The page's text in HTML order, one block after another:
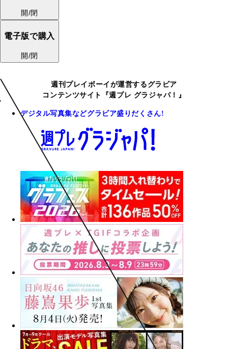
開/閉
電子版で購入
開/閉
週刊プレイボーイが運営するグラビア
コンテンツサイト『週プレ グラジャパ！』
デジタル写真集などグラビア盛りだくさん!